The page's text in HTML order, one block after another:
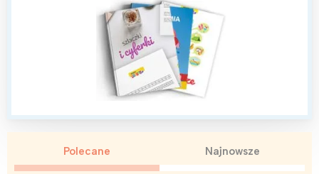
Polecane Najnowsze